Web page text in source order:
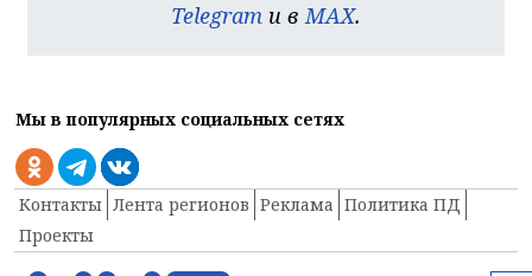
Telegram и вMAX.
Мы в популярных социальных сетях
Контакты Лента регионов Реклама Политика ПД
Проекты